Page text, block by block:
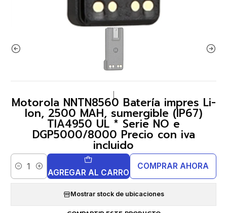
Motorola NNTN8560 Batería impres Li-
Ion, 2500 MAH, sumergible (IP67)
TIA4950 UL * Serie NO e
DGP5000/8000 Precio con iva
incluido
Cantidad AGREGAR AL CARRO
COMPRAR AHORA
Mostrar stock de ubicaciones